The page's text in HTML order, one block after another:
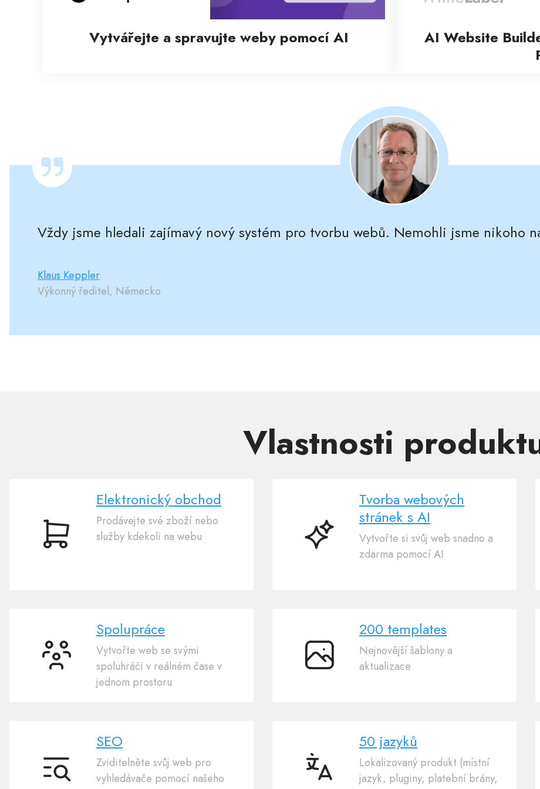
Vytvářejte a spravujte weby pomocí AI
AI Website
Vždy jsme hledali zajímavý nový systém pro tvorbu webů. Nemohli jsme nikoho
Klaus Keppler
Výkonný ředitel, Německo
Vlastnosti
Elektronický
Elektronický obchod
Prodávejte své zboží nebo
služby kdekoli na webu
Tvorba
webových
Tvorba webových
stránek s AI
Vytvořte si svůj web snadno a
zdarma pomocí AI
Spolupráce
Spolupráce
Vytvořte web se svými
spoluhráči v reálném čase v
jednom prostoru
200
200 templates
Nejnovější šablony a
aktualizace
SEO
SEO
Zviditelněte svůj web pro
vyhledávače pomocí našeho
50
50 jazyků
Lokalizovaný produkt (místní
jazyk, pluginy, platební brány,